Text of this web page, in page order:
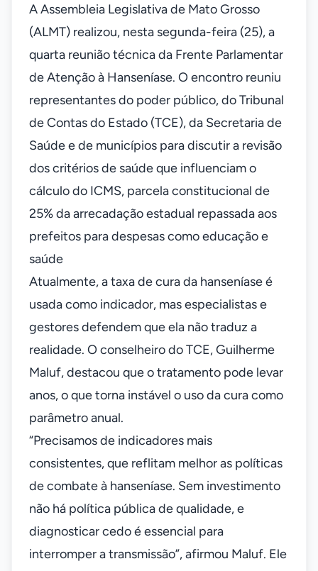
A Assembleia Legislativa de Mato Grosso
(ALMT) realizou, nesta segunda-feira (25), a
quarta reunião técnica da Frente Parlamentar
de Atenção à Hanseníase. O encontro reuniu
representantes do poder público, do Tribunal
de Contas do Estado (TCE), da Secretaria de
Saúde e de municípios para discutir a revisão
dos critérios de saúde que influenciam o
cálculo do ICMS, parcela constitucional de
25% da arrecadação estadual repassada aos
prefeitos para despesas como educação e
saúde
Atualmente, a taxa de cura da hanseníase é
usada como indicador, mas especialistas e
gestores defendem que ela não traduz a
realidade. O conselheiro do TCE, Guilherme
Maluf, destacou que o tratamento pode levar
anos, o que torna instável o uso da cura como
parâmetro anual.
“Precisamos de indicadores mais
consistentes, que reflitam melhor as políticas
de combate à hanseníase. Sem investimento
não há política pública de qualidade, e
diagnosticar cedo é essencial para
interromper a transmissão”, afirmou Maluf. Ele